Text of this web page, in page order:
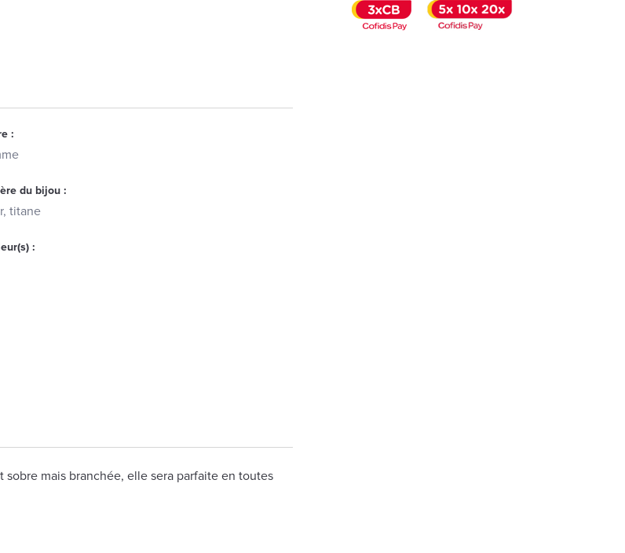
:
du bijou :
titane
:
mais branchée, elle sera parfaite en toutes